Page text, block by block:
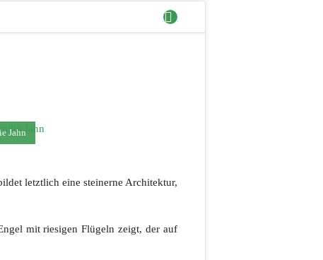
Jahn
letztlich eine steinerne Architektur,
mit riesigen Flügeln zeigt, der auf